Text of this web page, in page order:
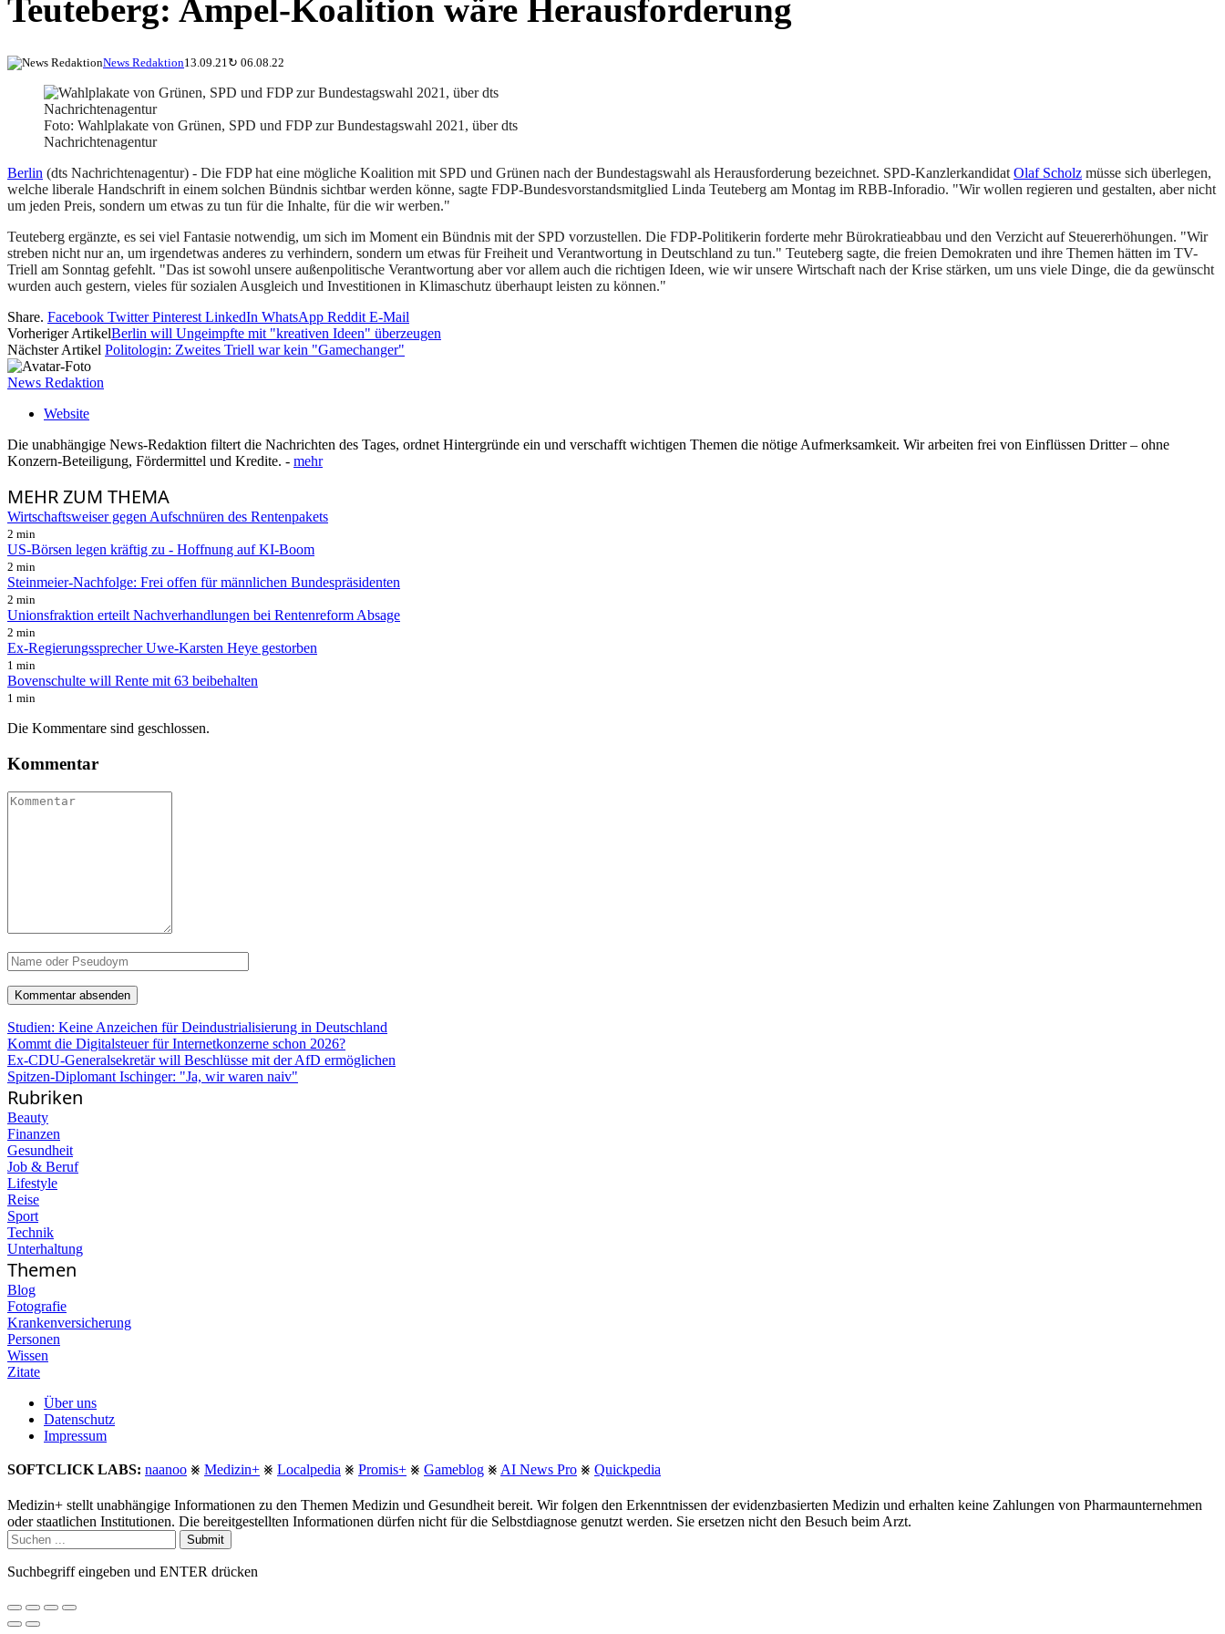
Teuteberg: Ampel-Koalition wäre Herausforderung
News Redaktion13.09.21↻ 06.08.22
Foto: Wahlplakate von Grünen, SPD und FDP zur Bundestagswahl 2021, über dts
Nachrichtenagentur
Berlin (dts Nachrichtenagentur) - Die FDP hat eine mögliche Koalition mit SPD und Grünen nach der Bundestagswahl als Herausforderung bezeichnet. SPD-Kanzlerkandidat Olaf Scholz müsse sich überlegen,
welche liberale Handschrift in einem solchen Bündnis sichtbar werden könne, sagte FDP-Bundesvorstandsmitglied Linda Teuteberg am Montag im RBB-Inforadio. "Wir wollen regieren und gestalten, aber nicht
um jeden Preis, sondern um etwas zu tun für die Inhalte, für die wir werben."
Teuteberg ergänzte, es sei viel Fantasie notwendig, um sich im Moment ein Bündnis mit der SPD vorzustellen. Die FDP-Politikerin forderte mehr Bürokratieabbau und den Verzicht auf Steuererhöhungen. "Wir
streben nicht nur an, um irgendetwas anderes zu verhindern, sondern um etwas für Freiheit und Verantwortung in Deutschland zu tun." Teuteberg sagte, die freien Demokraten und ihre Themen hätten im TV-
Triell am Sonntag gefehlt. "Das ist sowohl unsere außenpolitische Verantwortung aber vor allem auch die richtigen Ideen, wie wir unsere Wirtschaft nach der Krise stärken, um uns viele Dinge, die da gewünscht
wurden auch gestern, vieles für sozialen Ausgleich und Investitionen in Klimaschutz überhaupt leisten zu können."
Share. Facebook Twitter Pinterest LinkedIn WhatsApp Reddit E-Mail
Vorheriger ArtikelBerlin will Ungeimpfte mit "kreativen Ideen" überzeugen
Nächster Artikel Politologin: Zweites Triell war kein "Gamechanger"
News Redaktion
Website
Die unabhängige News-Redaktion filtert die Nachrichten des Tages, ordnet Hintergründe ein und verschafft wichtigen Themen die nötige Aufmerksamkeit. Wir arbeiten frei von Einflüssen Dritter – ohne
Konzern-Beteiligung, Fördermittel und Kredite. - mehr
MEHRZUM THEMA
Wirtschaftsweiser gegen Aufschnüren des Rentenpakets
2 min
US-Börsen legen kräftig zu - Hoffnung auf KI-Boom
2 min
Steinmeier-Nachfolge: Frei offen für männlichen Bundespräsidenten
2 min
Unionsfraktion erteilt Nachverhandlungen bei Rentenreform Absage
2 min
Ex-Regierungssprecher Uwe-Karsten Heye gestorben
1 min
Bovenschulte will Rente mit 63 beibehalten
1 min
Die Kommentare sind geschlossen.
Kommentar
Studien: Keine Anzeichen für Deindustrialisierung in Deutschland
Kommt die Digitalsteuer für Internetkonzerne schon 2026?
Ex-CDU-Generalsekretär will Beschlüsse mit der AfD ermöglichen
Spitzen-Diplomant Ischinger: "Ja, wir waren naiv"
Rubriken
Beauty
Finanzen
Gesundheit
Job & Beruf
Lifestyle
Reise
Sport
Technik
Unterhaltung
Themen
Blog
Fotografie
Krankenversicherung
Personen
Wissen
Zitate
Über uns
Datenschutz
Impressum
SOFTCLICK LABS: naanoo ⨳ Medizin+ ⨳ Localpedia ⨳ Promis+ ⨳ Gameblog ⨳ AI News Pro ⨳ Quickpedia
Medizin+ stellt unabhängige Informationen zu den Themen Medizin und Gesundheit bereit. Wir folgen den Erkenntnissen der evidenzbasierten Medizin und erhalten keine Zahlungen von Pharmaunternehmen
oder staatlichen Institutionen. Die bereitgestellten Informationen dürfen nicht für die Selbstdiagnose genutzt werden. Sie ersetzen nicht den Besuch beim Arzt.
Submit
Suchbegriff eingeben und ENTER drücken